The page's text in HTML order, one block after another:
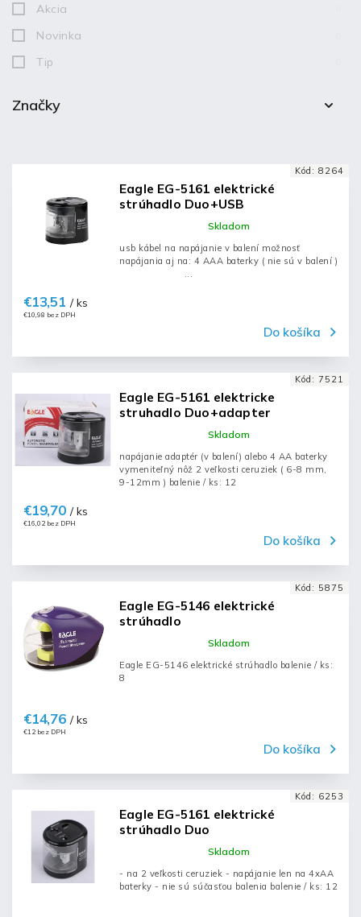
Akcia
Novinka
Tip
Značky
Eagle EG-5161 elektrické
strúhadlo Duo+USB
Skladom
€10,98 bez DPH
€13,51 / ks
Do košíka
usb kábel na napájanie v balení možnosť
napájania aj na: 4 AAA baterky ( nie sú v balení )
Kód: 8264
Eagle EG-5161 elektricke
struhadlo Duo+adapter
Skladom
€16,02 bez DPH
€19,70 / ks
Do košíka
napájanie adaptér (v balení) alebo 4 AA baterky
vymeniteľný nôž 2 veľkosti ceruziek ( 6-8 mm,
9-12mm ) balenie / ks: 12
Kód: 7521
Eagle EG-5146 elektrické
strúhadlo
Skladom
€12 bez DPH
€14,76 / ks
Do košíka
Eagle EG-5146 elektrické strúhadlo balenie / ks:
8
Kód: 5875
Eagle EG-5161 elektrické
strúhadlo Duo
Skladom
- na 2 veľkosti ceruziek - napájanie len na 4xAA
baterky - nie sú súčasťou balenia balenie / ks: 12
Kód: 6253